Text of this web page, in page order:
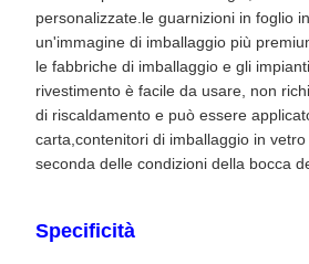
personalizzate.le guarnizioni in foglio
un'immagine di imballaggio più
le fabbriche di imballaggio e gli
rivestimento è facile da usare, non
di riscaldamento e può essere
carta,contenitori di imballaggio in
seconda delle condizioni della bocca
Specificità